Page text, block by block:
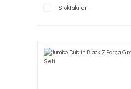
Stoktakiler